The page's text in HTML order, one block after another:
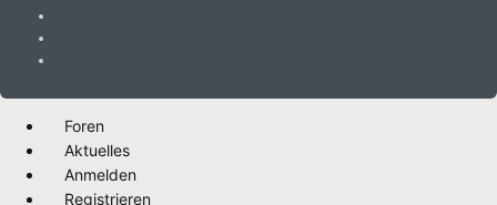
Foren
Aktuelles
Anmelden
Registrieren